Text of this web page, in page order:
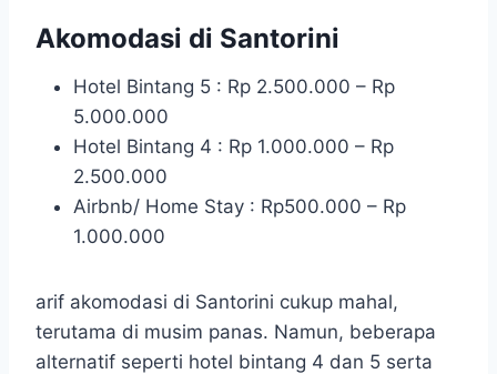
Akomodasi di Santorini
Hotel Bintang 5 : Rp 2.500.000 – Rp
5.000.000
Hotel Bintang 4 : Rp 1.000.000 – Rp
2.500.000
Airbnb/ Home Stay : Rp500.000 – Rp
1.000.000
arif akomodasi di Santorini cukup mahal,
terutama di musim panas. Namun, beberapa
alternatif seperti hotel bintang 4 dan 5 serta